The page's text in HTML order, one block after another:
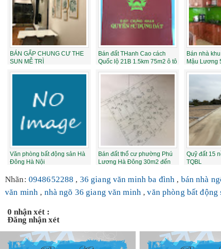
BÁN GẤP CHUNG CƯ THE
SUN MỄ TRÌ
Bán đất THanh Cao cách
Quốc lộ 21B 1.5km 75m2 ô tô
Bán nhà
Mậu Lương
Văn phòng bất động sản Hà
Đông Hà Nội
Bán đất thổ cư phường Phú
Lương Hà Đông 30m2 đến
Quỹ đất 15
TQBL
Nhãn: 0948652288 , 36 giang văn minh ba đình , bán nhà
văn minh , nhà ngõ 36 giang văn minh ,văn phòng bất động
0 nhận xét :
Đăng nhận xét